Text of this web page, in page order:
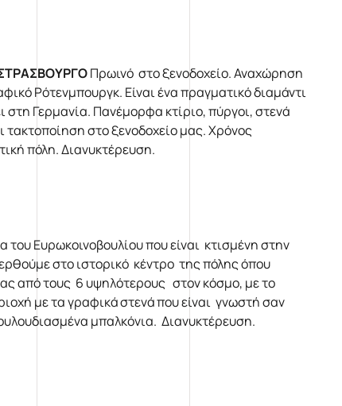
Πρωινό στο ξενοδοχείο. Αναχώρηση
Ρότενμπουργκ. Είναι ένα πραγματικό διαμάντι
στη Γερμανία. Πανέμορφα κτίριο, πύργοι, στενά
στο ξενοδοχείο μας. Χρόνος
πόλη. Διανυκτέρευση.
Ευρωκοινοβουλίου που είναι κτισμένη στην
στο ιστορικό κέντρο της πόλης όπου
από τους 6 υψηλότερους στον κόσμο, με το
με τα γραφικά στενά που είναι γνωστή σαν
μπαλκόνια. Διανυκτέρευση.